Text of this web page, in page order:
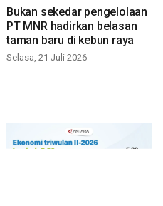
Bukan sekedar pengelolaan
PT MNR hadirkan belasan
taman baru di kebun raya
Selasa, 21 Juli 2026